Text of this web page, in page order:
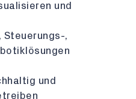
und
,
und